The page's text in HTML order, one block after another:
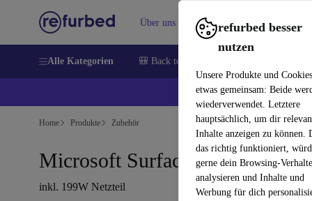
refurbed besser
nutzen
Unsere Produkte und
etwas gemeinsam: Beide
wiederverwendet. Letztere
hauptsächlich, um dir
Inhalte anzeigen zu können.
das richtig funktioniert,
gerne dein Browsing-
analysieren und Inhalte und
Werbung für dich
Über uns Verkaufen Hilfe
Alle Kategorien 🎒 Back to school
💰
Home Produkte Zubehör
Microsoft Surface Dock 2
inkl. 199W Netzteil